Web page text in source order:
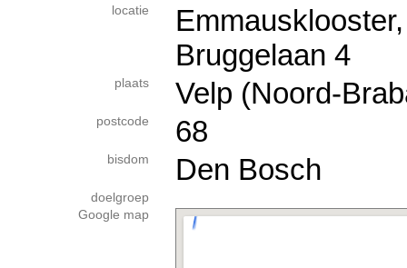
locatie
Bruggelaan 4
plaats Velp (Noord-
postcode 68
bisdom Den Bosch
doelgroep
Google map